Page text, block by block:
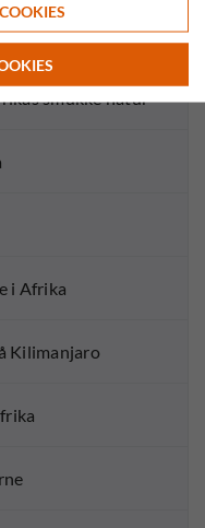
smukke natur
i Afrika
Kilimanjaro